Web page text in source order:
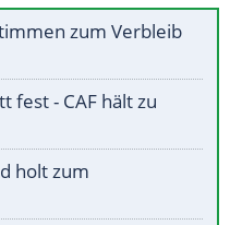
zum Verbleib
fest - CAF hält zu
holt zum